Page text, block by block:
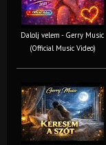
Dalolj velem - Gerry Music
(Official Music Video)